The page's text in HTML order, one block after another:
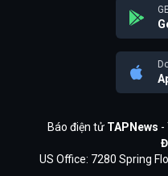
Báo điện tử TAPNews -
US Office: 7280 Spring